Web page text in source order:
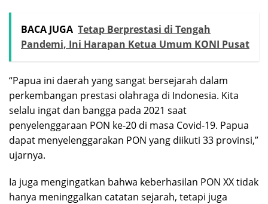
BACA JUGA Tetap Berprestasi di Tengah
Pandemi, Ini Harapan Ketua Umum KONI Pusat
“Papua ini daerah yang sangat bersejarah dalam
perkembangan prestasi olahraga di Indonesia. Kita
selalu ingat dan bangga pada 2021 saat
penyelenggaraan PON ke-20 di masa Covid-19. Papua
dapat menyelenggarakan PON yang diikuti 33 provinsi,”
ujarnya.
Ia juga mengingatkan bahwa keberhasilan PON XX tidak
hanya meninggalkan catatan sejarah, tetapi juga